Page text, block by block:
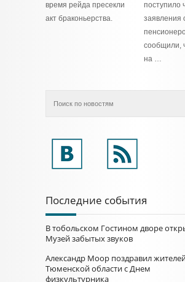
время рейда пресекли
акт браконьерства.
поступило
заявления
сообщили,
на …
Последние события
В тобольском Гостином дворе
Музей забытых звуков
Александр Моор поздравил
Тюменской области с Днем
физкультурника